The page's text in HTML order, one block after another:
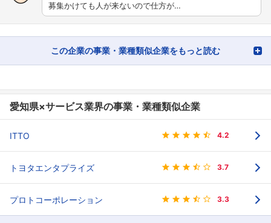
募集かけても人が来ないので仕方が…
この企業の事業・業種類似企業をもっと読む
愛知県×サービス業界の事業・業種類似企業
ITTO 4.2
トヨタエンタプライズ 3.7
プロトコーポレーション 3.3